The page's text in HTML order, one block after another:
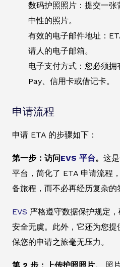
数码护照照片：提交一
中性的照片。
有效的电子邮件地址：
请人的电子邮箱。
电子支付方式：您必须
Pay、信用卡或借记卡。
申请流程
申请 ETA 的步骤如下：
第一步：访问EVS 平台。 这
平台，简化了 ETA 申请流程
备旅程，而不必再经历复杂的
EVS 严格遵守数据保护规定
安全无虞。此外，它还为您
保您的申请之旅毫无压力。